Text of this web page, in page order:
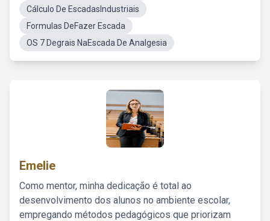
Cálculo De EscadasIndustriais
Formulas DeFazer Escada
OS 7 Degrais NaEscada De Analgesia
Emelie
Como mentor, minha dedicação é total ao
desenvolvimento dos alunos no ambiente escolar,
empregando métodos pedagógicos que priorizam